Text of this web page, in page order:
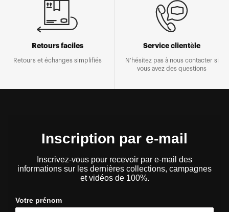
Retours faciles
Retours et échanges simplifiés
Service clientèle
N'hésitez pas à nous contacter si
vous avez des questions
Inscription par e-mail
Inscrivez-vous pour recevoir par e-mail des
informations sur les dernières collections, campagnes
et vidéos de 100%.
Votre prénom